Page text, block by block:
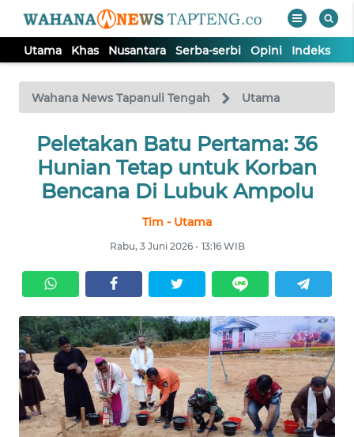
Utama Khas Nusantara Serba-serbi Opini Indeks
Wahana News Tapanuli Tengah Utama
Peletakan Batu Pertama: 36
Hunian Tetap untuk Korban
Bencana Di Lubuk Ampolu
Tim - Utama
Rabu, 3 Juni 2026 - 13:16 WIB
TV
Tutup
UTAMA
KHAS
SERBA-
SERBI
OPINI
Informasi
INDEKS
BERITA